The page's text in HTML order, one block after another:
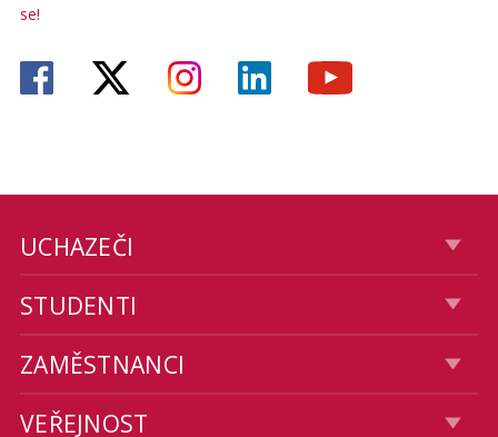
se!
UCHAZEČI
STUDENTI
ZAMĚSTNANCI
VEŘEJNOST